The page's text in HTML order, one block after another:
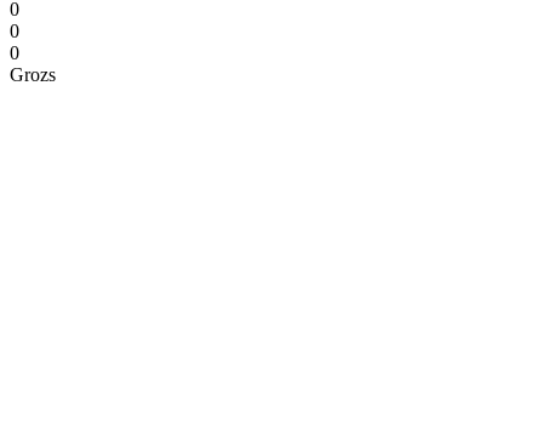
0
0
0
Grozs